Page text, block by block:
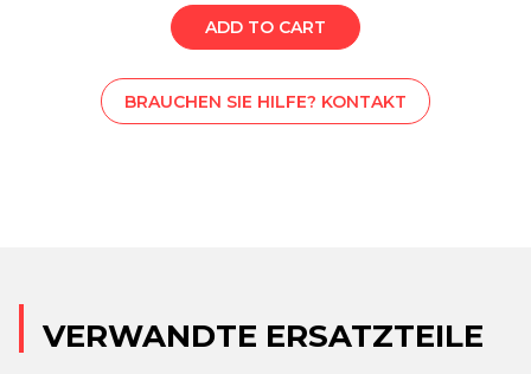
ADD TO CART
BRAUCHEN SIE HILFE? KONTAKT
VERWANDTE ERSATZTEILE